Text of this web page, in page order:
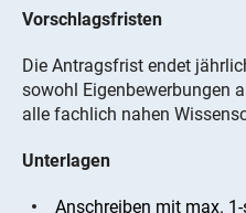
Vorschlagsfristen
Die Antragsfrist endet
sowohl Eigenbewerbungen
alle fachlich nahen
Unterlagen
Anschreiben mit max.